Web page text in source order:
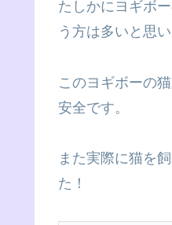
たしかにヨギボ
う方は多いと思い
このヨギボーの
安全です。
また実際に猫を
た！